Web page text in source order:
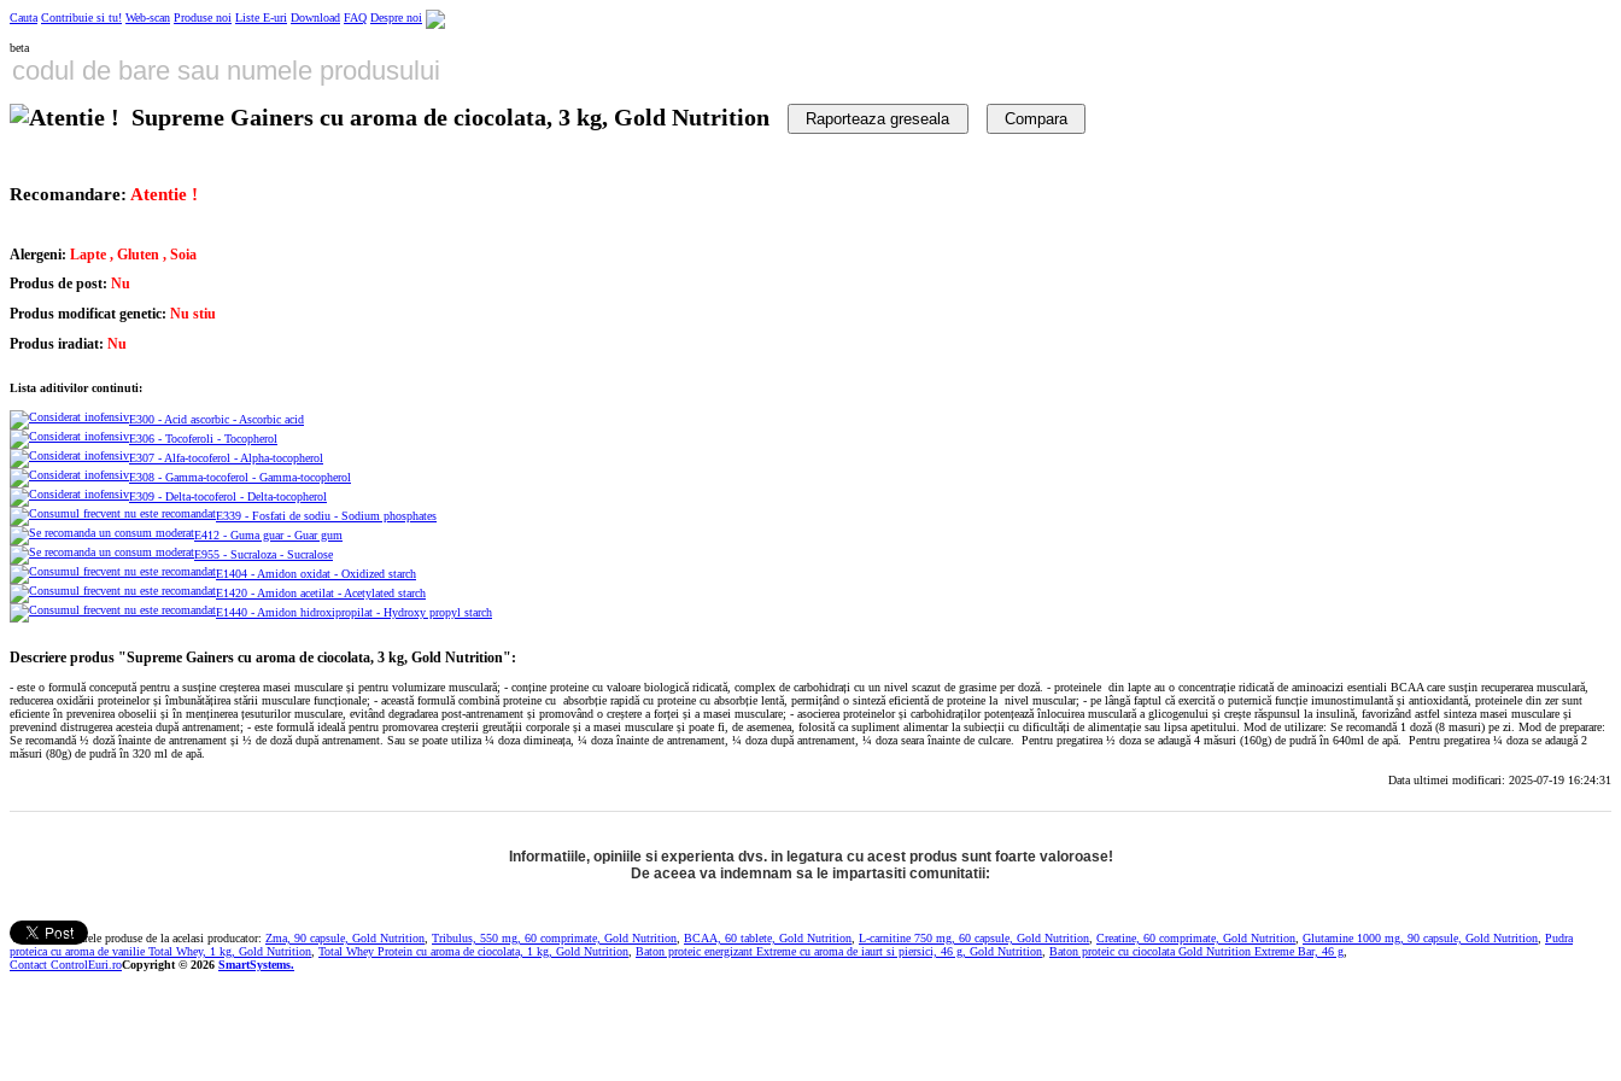
Cauta Contribuie si tu! Web-scan Produse noi Liste E-uri Download FAQ Despre noi
beta
Supreme Gainers cu aroma de ciocolata, 3 kg, Gold Nutrition Raporteaza greseala Compara
Recomandare: Atentie !
Alergeni: Lapte , Gluten , Soia
Produs de post: Nu
Produs modificat genetic: Nu stiu
Produs iradiat: Nu
Lista aditivilor continuti:
E300 - Acid ascorbic - Ascorbic acid
E306 - Tocoferoli - Tocopherol
E307 - Alfa-tocoferol - Alpha-tocopherol
E308 - Gamma-tocoferol - Gamma-tocopherol
E309 - Delta-tocoferol - Delta-tocopherol
E339 - Fosfati de sodiu - Sodium phosphates
E412 - Guma guar - Guar gum
E955 - Sucraloza - Sucralose
E1404 - Amidon oxidat - Oxidized starch
E1420 - Amidon acetilat - Acetylated starch
E1440 - Amidon hidroxipropilat - Hydroxy propyl starch
Descriere produs "Supreme Gainers cu aroma de ciocolata, 3 kg, Gold Nutrition":
- este o formulă concepută pentru a susține creșterea masei musculare și pentru volumizare musculară; - conține proteine cu valoare biologică ridicată, complex de carbohidrați cu un nivel scazut de grasime per doză. - proteinele din lapte au o concentrație ridicată de aminoacizi esentiali BCAA care susțin recuperarea musculară,
reducerea oxidării proteinelor și îmbunătățirea stării musculare funcționale; - această formulă combină proteine ​​cu absorbție rapidă cu proteine ​​cu absorbție lentă, permițând o sinteză eficientă de proteine ​​la nivel muscular; - pe lângă faptul că exercită o puternică funcție imunostimulantă și antioxidantă, proteinele din zer sunt
eficiente în prevenirea oboselii și în menținerea țesuturilor musculare, evitând degradarea post-antrenament și promovând o creștere a forței și a masei musculare; - asocierea proteinelor și carbohidraților potențează înlocuirea musculară a glicogenului și crește răspunsul la insulină, favorizând astfel sinteza masei musculare și
prevenind distrugerea acesteia după antrenament; - este formulă ideală pentru promovarea creșterii greutății corporale și a masei musculare și poate fi, de asemenea, folosită ca supliment alimentar la subiecții cu dificultăți de alimentație sau lipsa apetitului. Mod de utilizare: Se recomandă 1 doză (8 masuri) pe zi. Mod de preparare:
Se recomandă ½ doză înainte de antrenament și ½ de doză după antrenament. Sau se poate utiliza ¼ doza dimineața, ¼ doza înainte de antrenament, ¼ doza după antrenament, ¼ doza seara înainte de culcare. Pentru pregatirea ½ doza se adaugă 4 măsuri (160g) de pudră în 640ml de apă. Pentru pregatirea ¼ doza se adaugă 2
măsuri (80g) de pudră în 320 ml de apă.
Data ultimei modificari: 2025-07-19 16:24:31
Informatiile, opiniile si experienta dvs. in legatura cu acest produs sunt foarte valoroase!
De aceea va indemnam sa le impartasiti comunitatii:
Vezi si urmatoarele produse de la acelasi producator: Zma, 90 capsule, Gold Nutrition Tribulus, 550 mg, 60 comprimate, Gold Nutrition BCAA, 60 tablete, Gold Nutrition L-carnitine 750 mg, 60 capsule, Gold Nutrition Creatine, 60 comprimate, Gold Nutrition Glutamine 1000 mg, 90 capsule, Gold Nutrition Pudra
proteica cu aroma de vanilie Total Whey, 1 kg, Gold Nutrition Total Whey Protein cu aroma de ciocolata, 1 kg, Gold Nutrition Baton proteic energizant Extreme cu aroma de iaurt si piersici, 46 g, Gold Nutrition Baton proteic cu ciocolata Gold Nutrition Extreme Bar, 46 g
Contact ControlEuri.roCopyright © 2026 SmartSystems.